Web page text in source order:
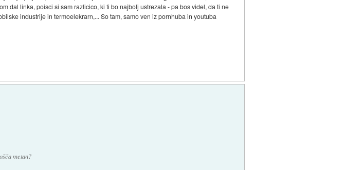
dal linka, poisci si sam razlicico, ki ti bo najbolj ustrezala - pa bos videl, da ti ne
industrije in termoelekrarn,... So tam, samo ven iz pornhuba in youtuba
metan?